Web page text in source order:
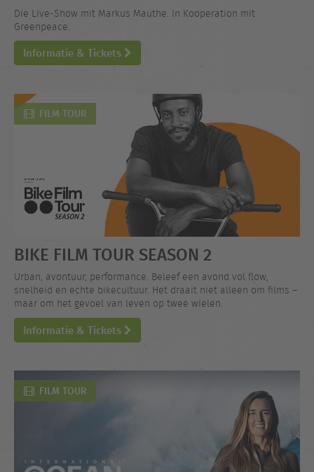
Die Live-Show mit Markus Mauthe. In Kooperation mit
Greenpeace.
Informatie & Tickets
FILM TOUR
BIKE FILM TOUR SEASON 2
Urban, avontuur, performance. Beleef een avond vol flow,
snelheid en echte bikecultuur. Het draait niet alleen om films –
maar om het gevoel van leven op twee wielen.
Informatie & Tickets
FILM TOUR